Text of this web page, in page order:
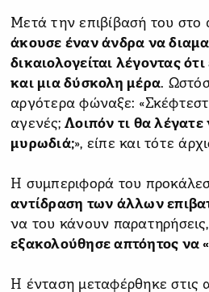
Μετά την επιβίβασή του στο
άκουσε έναν άνδρα να
δικαιολογείται λέγοντας
και μια δύσκολη μέρα.
αργότερα φώναξε:
αγενές; Λοιπόν τι θα λέγατε
μυρωδιά;», είπε και τότε
Η συμπεριφορά του
αντίδραση των άλλων
να του κάνουν
εξακολούθησε απτόητος να
Η ένταση μεταφέρθηκε στις